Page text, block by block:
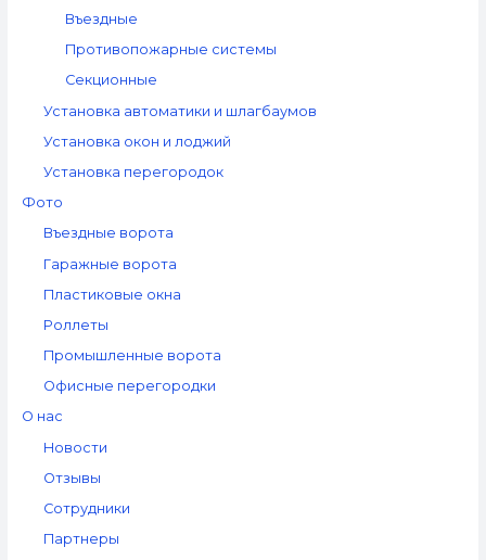
Въездные
Противопожарные системы
Секционные
Установка автоматики и шлагбаумов
Установка окон и лоджий
Установка перегородок
Фото
Въездные ворота
Гаражные ворота
Пластиковые окна
Роллеты
Промышленные ворота
Офисные перегородки
О нас
Новости
Отзывы
Сотрудники
Партнеры